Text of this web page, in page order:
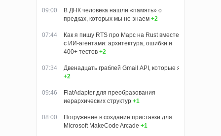
09:00
В ДНК человека нашли «память» о
предках, которых мы не знаем +2
07:44
Как я пишу RTS про Марс на Rust вместе
с ИИ-агентами: архитектура, ошибки и
400+ тестов +2
07:34
Двенадцать граблей Gmail API, которые я собрал, пока
+2
09:46
FlatAdapter для преобразования
иерархических структур +1
08:00
Погружение в создание приставки для
Microsoft MakeCode Arcade +1